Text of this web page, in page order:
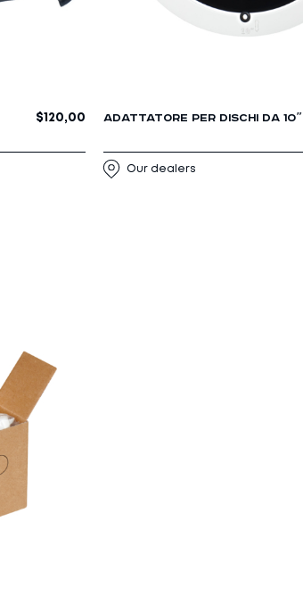
$120,00 ADATTATORE PER DISCHI DA 10″
Our dealers